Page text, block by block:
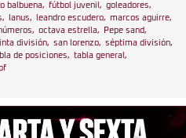
balbuena, fútbol juvenil , goleadores,
, lanus, leandro escudero, marcos aguirre,
, octava estrella, Pepe sand,
división, san lorenzo, séptima división,
de posiciones, tabla general ,